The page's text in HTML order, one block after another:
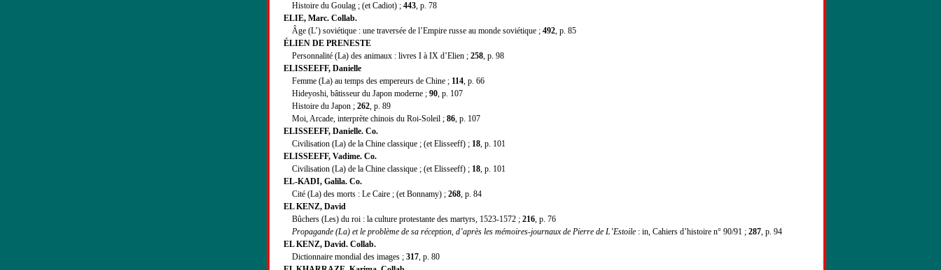
Histoire du Goulag ; (et Cadiot) ; 443, p. 78
ELIE, Marc. Collab.
Âge (L’) soviétique : une traversée de l’Empire russe au monde soviétique ; 492, p. 85
ÉLIEN DE PRENESTE
Personnalité (La) des animaux : livres I à IX d’Elien ; 258, p. 98
ELISSEEFF, Danielle
Femme (La) au temps des empereurs de Chine ; 114, p. 66
Hideyoshi, bâtisseur du Japon moderne ; 90, p. 107
Histoire du Japon ; 262, p. 89
Moi, Arcade, interprète chinois du Roi-Soleil ; 86, p. 107
ELISSEEFF, Danielle. Co.
Civilisation (La) de la Chine classique ; (et Elisseeff) ; 18, p. 101
ELISSEEFF, Vadime. Co.
Civilisation (La) de la Chine classique ; (et Elisseeff) ; 18, p. 101
EL-KADI, Galila. Co.
Cité (La) des morts : Le Caire ; (et Bonnamy) ; 268, p. 84
EL KENZ, David
Bûchers (Les) du roi : la culture protestante des martyrs, 1523-1572 ; 216, p. 76
Propagande (La) et le problème de sa réception, d’après les mémoires-journaux de Pierre de L’Estoile: in, Cahiers d’histoire n° 90/91 ; 287, p. 94
EL KENZ, David. Collab.
Dictionnaire mondial des images ; 317, p. 80